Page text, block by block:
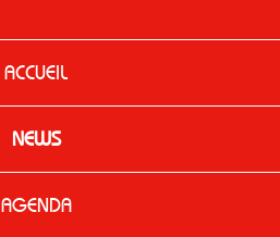
ACCUEIL
NEWS
AGENDA